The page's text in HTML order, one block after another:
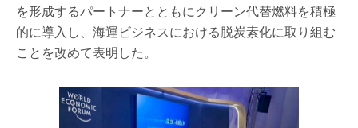
を形成するパートナーとともにクリーン代替燃料を積極
的に導入し、海運ビジネスにおける脱炭素化に取り組む
ことを改めて表明した。